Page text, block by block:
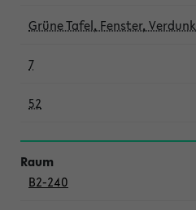
Grüne Tafel, Fenster,
7
52
B2-240